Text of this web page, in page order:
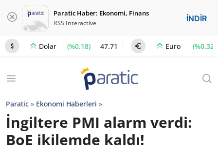
Paratic Haber: Ekonomi, Finans
RSS Interactive İNDİR
Dolar (%0.18) 47.71 Euro (%0.32)
Paratic » Ekonomi Haberleri »
İngiltere PMI alarm verdi:
BoE ikilemde kaldı!